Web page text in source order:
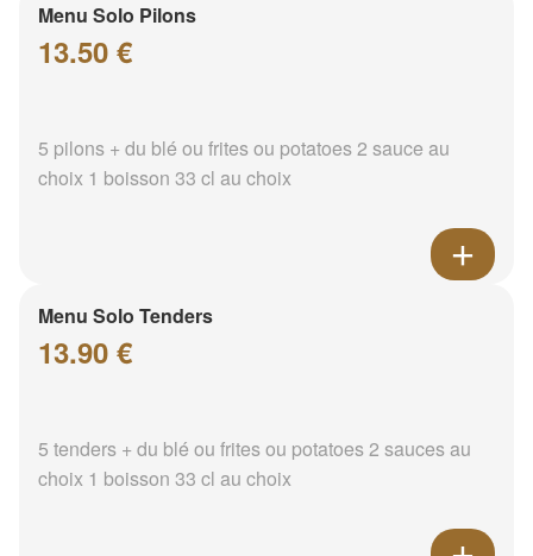
Menu Solo Pilons
13.50 €
5 pilons + du blé ou frites ou potatoes 2 sauce au
choix 1 boisson 33 cl au choix
Menu Solo Tenders
13.90 €
5 tenders + du blé ou frites ou potatoes 2 sauces au
choix 1 boisson 33 cl au choix